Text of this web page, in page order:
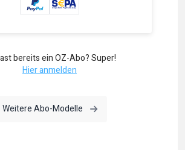
bereits ein OZ-Abo? Super!
Hier anmelden
Weitere Abo-Modelle